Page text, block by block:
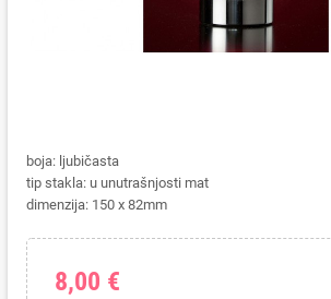
boja: ljubičasta
tip stakla: u unutrašnjosti mat
dimenzija: 150 x 82mm
8,00 €